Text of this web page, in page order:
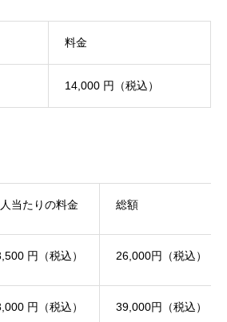
料金
14,000 円（税込）
当たりの料金 総額
円（税込） 26,000円（税込）
円（税込） 39,000円（税込）